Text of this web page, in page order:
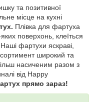
та позитивної
місце на кухні
Плівка для фартуха
поверхонь, клеїться
фартухи яскраві,
широкий та
насиченим разом з
від Happy
прямо зараз!